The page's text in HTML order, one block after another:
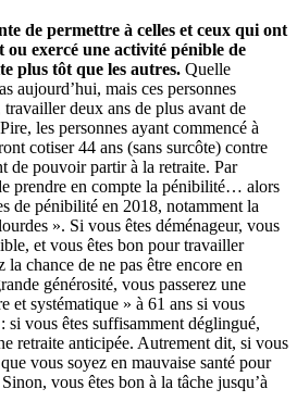
de permettre à celles et ceux qui ont
exercé une activité pénible de
plus tôt que les autres. Quelle
aujourd’hui, mais ces personnes
deux ans de plus avant de
les personnes ayant commencé à
cotiser 44 ans (sans surcôte) contre
de pouvoir partir à la retraite. Par
prendre en compte la pénibilité… alors
de pénibilité en 2018, notamment la
». Si vous êtes déménageur, vous
et vous êtes bon pour travailler
la chance de ne pas être encore en
générosité, vous passerez une
et systématique » à 61 ans si vous
si vous êtes suffisamment déglingué,
retraite anticipée. Autrement dit, si vous
vous soyez en mauvaise santé pour
vous êtes bon à la tâche jusqu’à